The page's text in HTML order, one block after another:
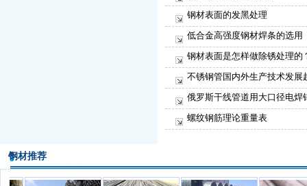
钢材表面的发黑处理
低合金高强度钢材焊条的选用
钢材表面是怎样做除锈处理的
不锈钢管国内外生产技术发展
俄罗斯干线管道用大口径电焊
螺纹钢筋理论重量表
钢材推荐